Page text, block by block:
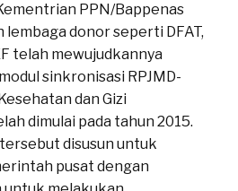
PPN/Bappenas
donor seperti DFAT,
telah mewujudkannya
sinkronisasi RPJMD-
dan Gizi
dimulai pada tahun 2015.
disusun untuk
pusat dengan